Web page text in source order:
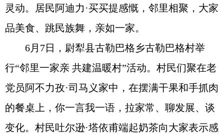
灵动。居民阿迪力·买买提感慨，邻里相聚，大家
品美食、跳民族舞，亲如一家。
6月7日，尉犁县古勒巴格乡古勒巴格村举
行“邻里一家亲 共建温暖村”活动。村民们聚在老
党员阿不力孜·司马义家中，在摆满干果和手抓肉
的餐桌上，你一言我一语，拉家常、聊发展、谈
变化。村民吐尔逊·塔依甫端起奶茶向大家表示感